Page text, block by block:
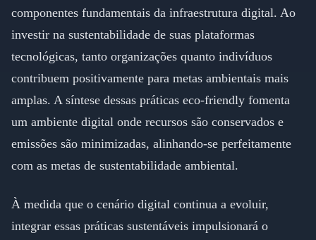
componentes fundamentais da infraestrutura digital. Ao
investir na sustentabilidade de suas plataformas
tecnológicas, tanto organizações quanto indivíduos
contribuem positivamente para metas ambientais mais
amplas. A síntese dessas práticas eco-friendly fomenta
um ambiente digital onde recursos são conservados e
emissões são minimizadas, alinhando-se perfeitamente
com as metas de sustentabilidade ambiental.
À medida que o cenário digital continua a evoluir,
integrar essas práticas sustentáveis impulsionará o